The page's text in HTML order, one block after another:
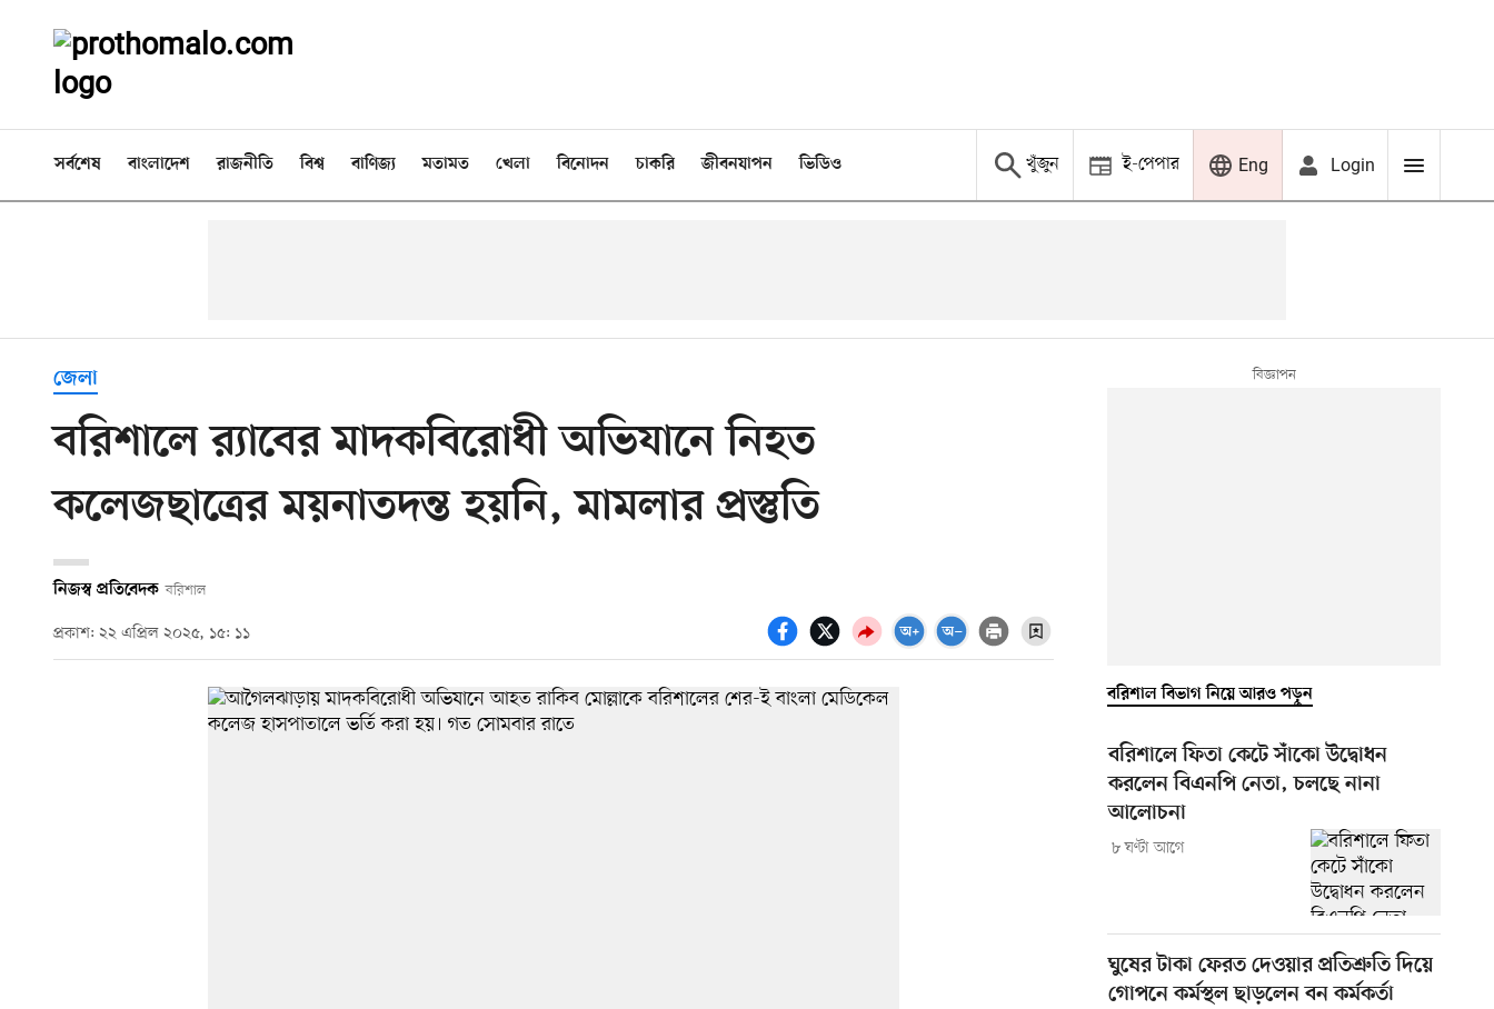
সর্বশেষ বাংলাদেশ রাজনীতি বিশ্ব বাণিজ্য মতামত খেলা বিনোদন চাকরি জীবনযাপন ভিডিও খুঁজুন ই-পেপার Eng Login
জেলা
বরিশালে র‌্যাবের মাদকবিরোধী অভিযানে নিহত
কলেজছাত্রের ময়নাতদন্ত হয়নি, মামলার প্রস্তুতি
নিজস্ব প্রতিবেদক বরিশাল
প্রকাশ: ২২ এপ্রিল ২০২৫, ১৫: ১১
বরিশাল বিভাগ নিয়ে আরও পড়ুন
বরিশালে ফিতা কেটে সাঁকো উদ্বোধন
করলেন বিএনপি নেতা, চলছে নানা
আলোচনা
৮ ঘণ্টা আগে
ঘুষের টাকা ফেরত দেওয়ার প্রতিশ্রুতি দিয়ে
গোপনে কর্মস্থল ছাড়লেন বন কর্মকর্তা